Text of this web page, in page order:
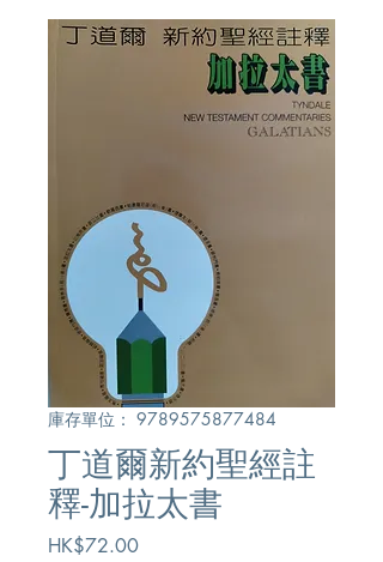
庫存單位： 9789575877484
丁道爾新約聖經註
釋-加拉太書
HK$72.00價